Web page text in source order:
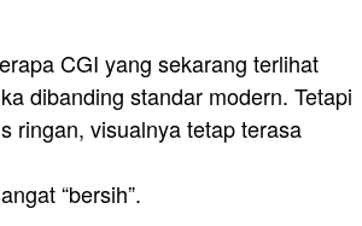
CGI yang sekarang terlihat
dibanding standar modern. Tetapi
ringan, visualnya tetap terasa
“bersih”.